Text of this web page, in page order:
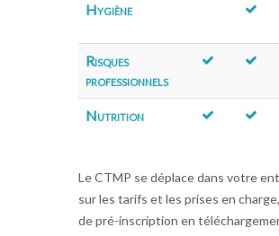
Hygiène
Risques
professionnels
Nutrition
Le CTMP se déplace dans votre
sur les tarifs et les prises en
de pré-inscription en